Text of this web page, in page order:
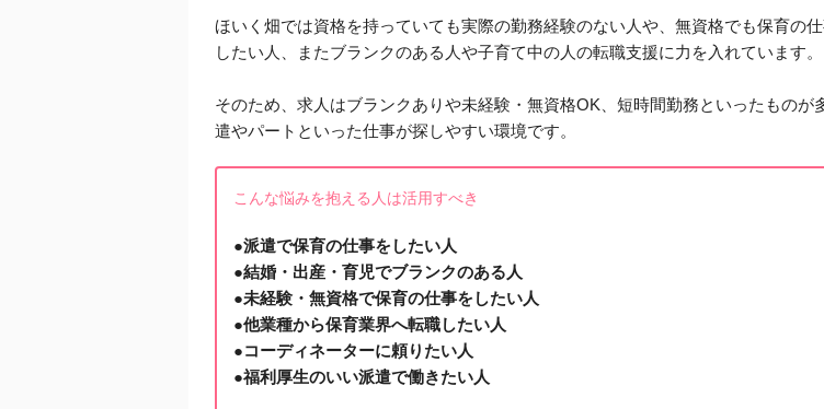
ほいく畑では資格を持っていても実際の勤務経験のない人や、無資格でも保育の
したい人、またブランクのある人や子育て中の人の転職支援に力を入れています。
そのため、求人はブランクありや未経験・無資格OK、短時間勤務といったものが
遣やパートといった仕事が探しやすい環境です。
こんな悩みを抱える人は活用すべき
●派遣で保育の仕事をしたい人
●結婚・出産・育児でブランクのある人
●未経験・無資格で保育の仕事をしたい人
●他業種から保育業界へ転職したい人
●コーディネーターに頼りたい人
●福利厚生のいい派遣で働きたい人